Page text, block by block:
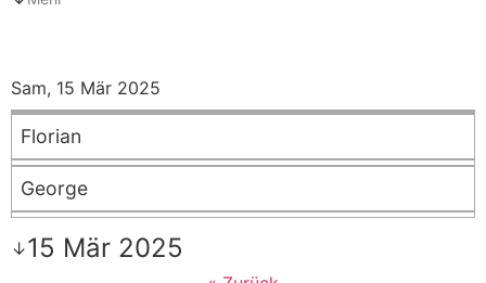
Sam, 15 Mär 2025
Florian
George
↓15 Mär 2025